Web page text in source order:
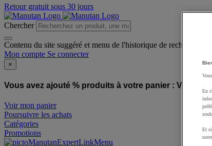
Retour gratuit sous 30 jours
Chercher
Contenu du site suggéré et menu de l'historique de recherche
Mon compte Se connecter
×
Vous avez ajouté % produits à votre panier : Vous
Voir mon panier
Poursuivre les achats
Catégories
Promotions
En
Et
notre